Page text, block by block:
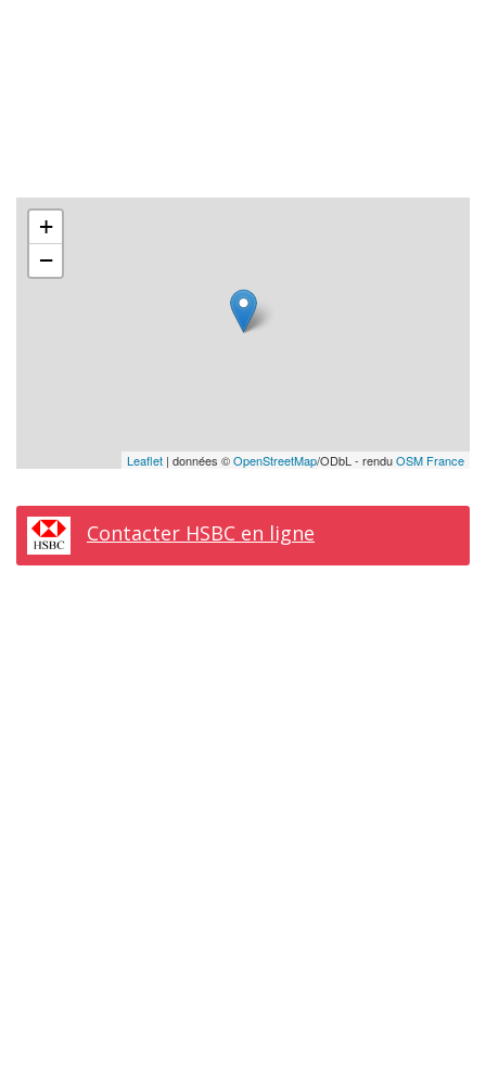
+
−
Leaflet | données ©OpenStreetMap/ODbL - renduOSM France
Contacter HSBC en ligne